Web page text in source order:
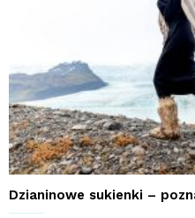
Dzianinowe sukienki –